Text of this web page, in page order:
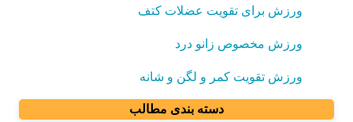
ورزش برای تقویت عضلات کتف
ورزش مخصوص زانو درد
ورزش تقویت کمر و لگن و شانه
دسته بندی مطالب